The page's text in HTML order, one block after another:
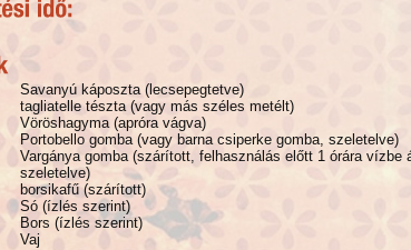
Savanyú káposzta (lecsepegtetve)
tagliatelle tészta (vagy más széles metélt)
Vöröshagyma (apróra vágva)
Portobello gomba (vagy barna csiperke gomba, szeletelve)
Vargánya gomba (szárított, felhasználás előtt 1 órára vízbe
szeletelve)
borsikafű (szárított)
Só (ízlés szerint)
Bors (ízlés szerint)
Vaj